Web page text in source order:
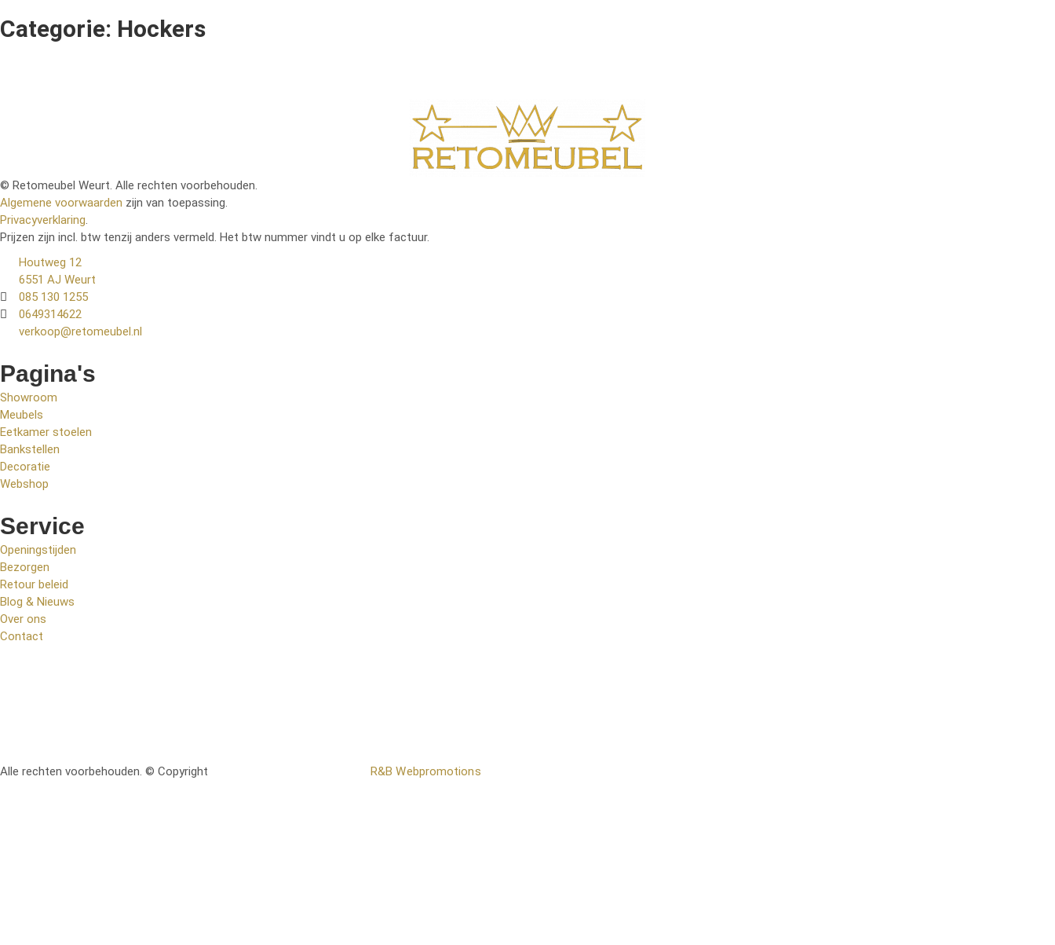
Categorie: Hockers
© Retomeubel Weurt. Alle rechten voorbehouden.
Algemene voorwaarden zijn van toepassing.
Privacyverklaring.
Prijzen zijn incl. btw tenzij anders vermeld. Het btw nummer vindt u op elke factuur.
Houtweg 12
6551 AJ Weurt
085 130 1255
0649314622
verkoop@retomeubel.nl
Pagina's
Showroom
Meubels
Eetkamer stoelen
Bankstellen
Decoratie
Webshop
Service
Openingstijden
Bezorgen
Retour beleid
Blog & Nieuws
Over ons
Contact
Alle rechten voorbehouden. © Copyright R&B Webpromotions